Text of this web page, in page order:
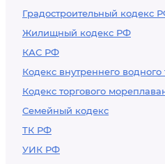
Градостроительный кодекс
Жилищный кодекс РФ
КАС РФ
Кодекс внутреннего водного
Кодекс торгового
Семейный кодекс
ТК РФ
УИК РФ